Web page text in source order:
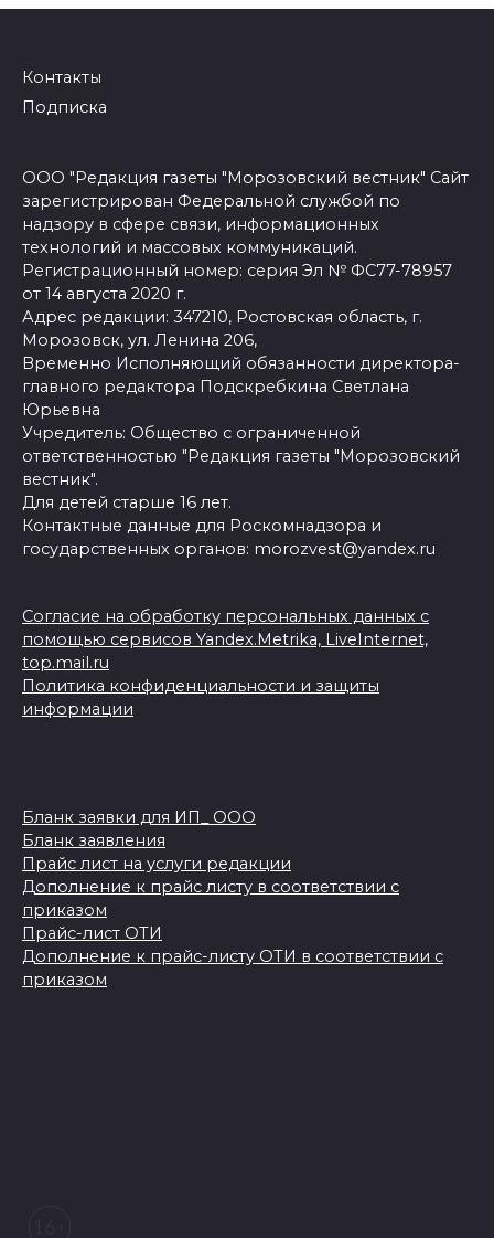
Контакты
Подписка
ООО "Редакция газеты "Морозовский вестник" Сайт
зарегистрирован Федеральной службой по
надзору в сфере связи, информационных
технологий и массовых коммуникаций.
Регистрационный номер: серия Эл № ФС77-78957
от 14 августа 2020 г.
Адрес редакции: 347210, Ростовская область, г.
Морозовск, ул. Ленина 206,
Временно Исполняющий обязанности директора-
главного редактора Подскребкина Светлана
Юрьевна
Учредитель: Общество с ограниченной
ответственностью "Редакция газеты "Морозовский
вестник".
Для детей старше 16 лет.
Контактные данные для Роскомнадзора и
государственных органов: morozvest@yandex.ru
Согласие на обработку персональных данных с
помощью сервисов Yandex.Metrika, LiveInternet,
top.mail.ru
Политика конфиденциальности и защиты
информации
Бланк заявки для ИП_ ООО
Бланк заявления
Прайс лист на услуги редакции
Дополнение к прайс листу в соответствии с
приказом
Прайс-лист ОТИ
Дополнение к прайс-листу ОТИ в соответствии с
приказом